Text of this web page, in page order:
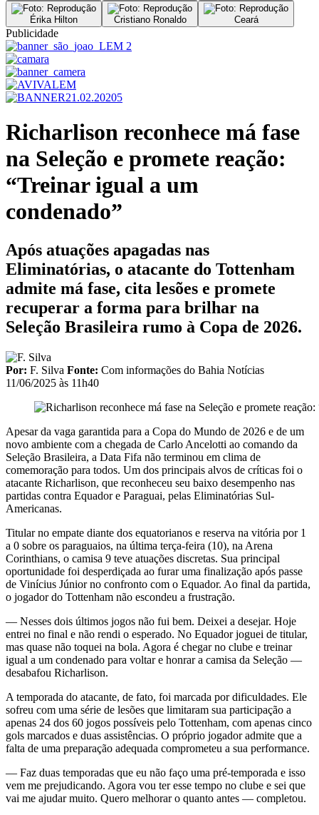
Érika Hilton Cristiano Ronaldo Ceará
Publicidade
Richarlison reconhece má fase
na Seleção e promete reação:
“Treinar igual a um
condenado”
Após atuações apagadas nas
Eliminatórias, o atacante do Tottenham
admite má fase, cita lesões e promete
recuperar a forma para brilhar na
Seleção Brasileira rumo à Copa de 2026.
Por: F. Silva Fonte: Com informações do Bahia Notícias
11/06/2025 às 11h40
Apesar da vaga garantida para a Copa do Mundo de 2026 e de um
novo ambiente com a chegada de Carlo Ancelotti ao comando da
Seleção Brasileira, a Data Fifa não terminou em clima de
comemoração para todos. Um dos principais alvos de críticas foi o
atacante Richarlison, que reconheceu seu baixo desempenho nas
partidas contra Equador e Paraguai, pelas Eliminatórias Sul-
Americanas.
Titular no empate diante dos equatorianos e reserva na vitória por 1
a 0 sobre os paraguaios, na última terça-feira (10), na Arena
Corinthians, o camisa 9 teve atuações discretas. Sua principal
oportunidade foi desperdiçada ao furar uma finalização após passe
de Vinícius Júnior no confronto com o Equador. Ao final da partida,
o jogador do Tottenham não escondeu a frustração.
— Nesses dois últimos jogos não fui bem. Deixei a desejar. Hoje
entrei no final e não rendi o esperado. No Equador joguei de titular,
mas quase não toquei na bola. Agora é chegar no clube e treinar
igual a um condenado para voltar e honrar a camisa da Seleção —
desabafou Richarlison.
A temporada do atacante, de fato, foi marcada por dificuldades. Ele
sofreu com uma série de lesões que limitaram sua participação a
apenas 24 dos 60 jogos possíveis pelo Tottenham, com apenas cinco
gols marcados e duas assistências. O próprio jogador admite que a
falta de uma preparação adequada comprometeu a sua performance.
— Faz duas temporadas que eu não faço uma pré-temporada e isso
vem me prejudicando. Agora vou ter esse tempo no clube e sei que
vai me ajudar muito. Quero melhorar o quanto antes — completou.